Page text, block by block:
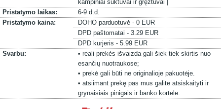
kampiniai suktuvai ir gręžtuvai |
Pristatymo laikas:
6-9 d.d.
Pristatymo kaina:
DOHO parduotuvė - 0 EUR
DPD paštomatai - 3.29 EUR
DPD kurjeris - 5.99 EUR
Svarbu:
• reali prekės išvaizda gali šiek tiek skirtis nuo
esančių nuotraukose;
• prekė gali būti ne originalioje pakuotėje.
• atsiimant prekę pas mus galite atsiskaityti ir
grynaisiais pinigais ir banko kortele.